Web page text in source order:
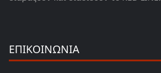
ΕΠΙΚΟΙΝΩΝΙΑ